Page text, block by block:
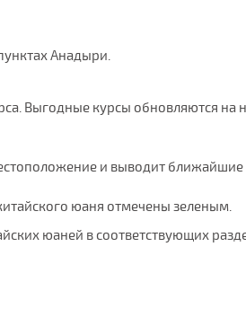
Анадыри.
Выгодные курсы обновляются на
и выводит
юаня отмечены зеленым.
юаней в соответствующих